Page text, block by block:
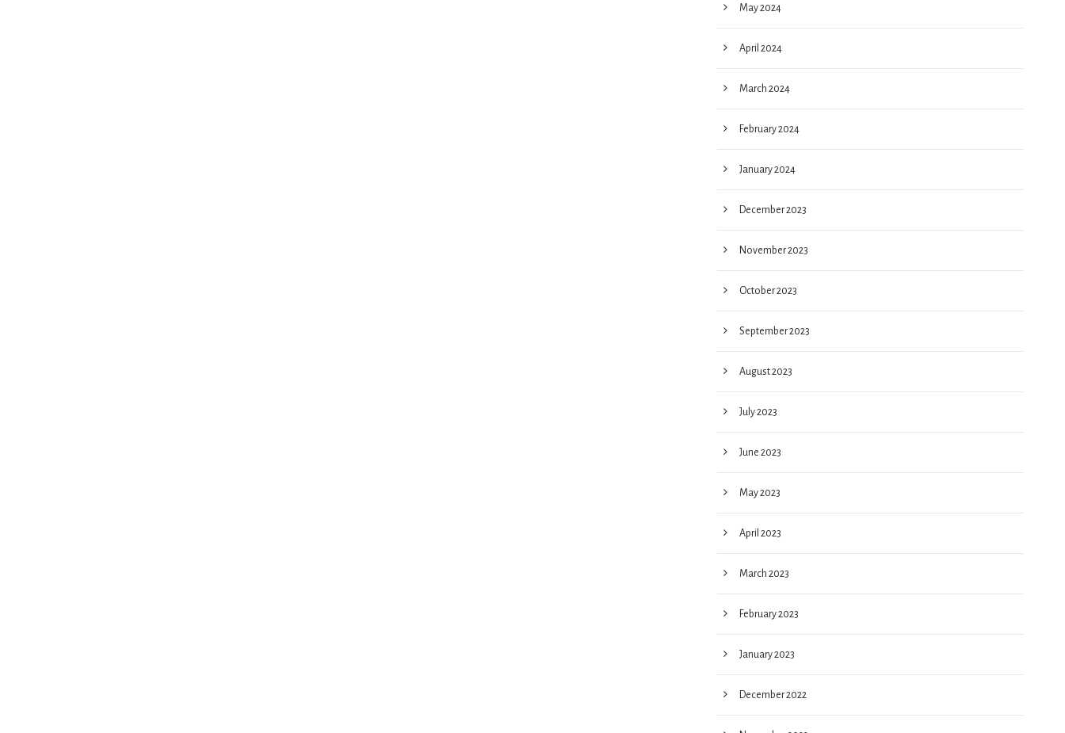
May 2024
April 2024
March 2024
February 2024
January 2024
December 2023
November 2023
October 2023
September 2023
August 2023
July 2023
June 2023
May 2023
April 2023
March 2023
February 2023
January 2023
December 2022